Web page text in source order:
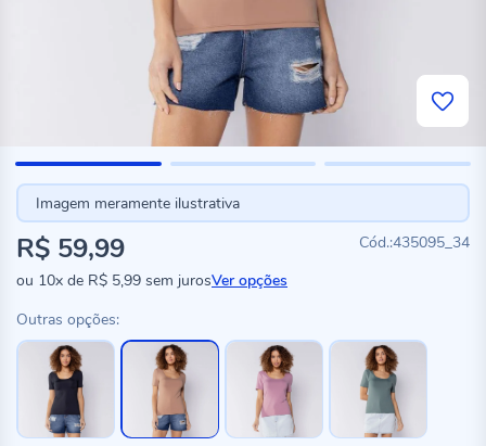
Imagem meramente ilustrativa
435095_34
R$ 59,99
ou 10x de R$ 5,99 sem jurosVer opções
Outras opções: